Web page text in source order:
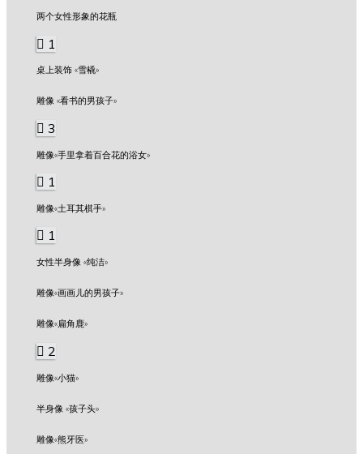
两个女性形象的花瓶
1
桌上装饰 «雪橇»
雕像 «看书的男孩子»
3
雕像«手里拿着百合花的浴女»
1
雕像«土耳其棋手»
1
女性半身像 «纯洁»
雕像«画画儿的男孩子»
雕像«扁角鹿»
2
雕像«小猫»
半身像 «孩子头»
雕像«熊牙医»